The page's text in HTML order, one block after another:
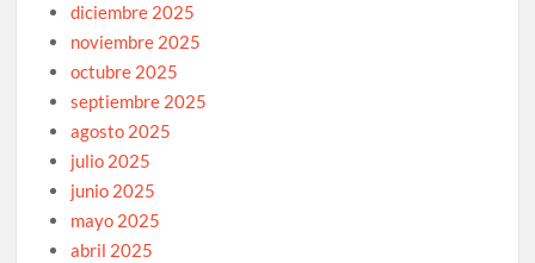
diciembre 2025
noviembre 2025
octubre 2025
septiembre 2025
agosto 2025
julio 2025
junio 2025
mayo 2025
abril 2025